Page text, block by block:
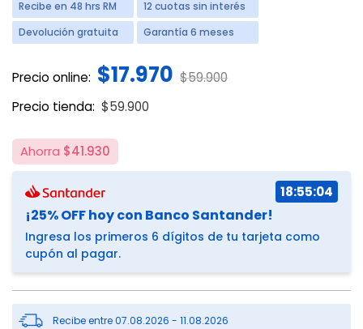
Recibe en 48 hrs RM
12 cuotas sin interés
Devolución gratuita
Garantía 6 meses
Precio online: $17.970 Price reduced from
$59.900to
Precio tienda:
Price reduced from
$59.900
Ahorra $41.930
18:55:04
¡25% OFF hoy con Banco Santander!
Ingresa los primeros 6 dígitos de tu tarjeta como
cupón al pagar.
Recibe entre 07.08.2026 - 11.08.2026